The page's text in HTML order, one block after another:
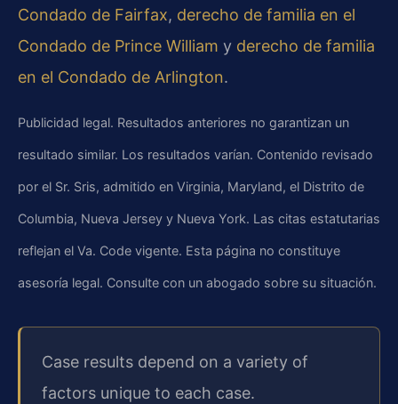
Condado de Fairfax, derecho de familia en el
Condado de Prince William y derecho de familia
en el Condado de Arlington.
Publicidad legal. Resultados anteriores no garantizan un
resultado similar. Los resultados varían. Contenido revisado
por el Sr. Sris, admitido en Virginia, Maryland, el Distrito de
Columbia, Nueva Jersey y Nueva York. Las citas estatutarias
reflejan el Va. Code vigente. Esta página no constituye
asesoría legal. Consulte con un abogado sobre su situación.
Case results depend on a variety of
factors unique to each case.